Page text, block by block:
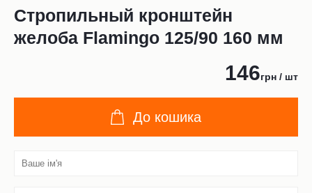
Стропильный кронштейн
желоба Flamingo 125/90 160 мм
146грн / шт
До кошика